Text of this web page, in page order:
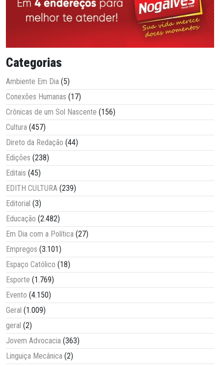
Categorias
Ambiente Em Dia (5)
Conexões Humanas (17)
Crônicas de um Sol Nascente (156)
Cultura (457)
Direto da Redação (44)
Edições (238)
Editais (45)
EDITH CULTURA (239)
Editorial (3)
Educação (2.482)
Em Dia com a Política (27)
Empregos (3.101)
Espaço Católico (18)
Esporte (1.769)
Evento (4.150)
Geral (1.009)
geral (2)
Jovem Advocacia (363)
Linguiça Mecânica (2)